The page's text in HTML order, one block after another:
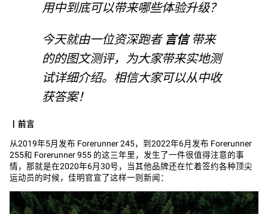
用中到底可以带来哪些体验升级？
今天就由一位资深跑者 言信 带来
的的图文测评，为大家带来实地测
试详细介绍。相信大家可以从中收
获答案！
前言
从2019年5月发布 Forerunner 245，到2022年6月发布 Forerunner
255和 Forerunner 955 的这三年里，发生了一件很值得注意的事
情，那就是在2020年6月30号，当其他品牌还在忙着签约各种顶尖
运动员的时候，佳明官宣了这样一则新闻：